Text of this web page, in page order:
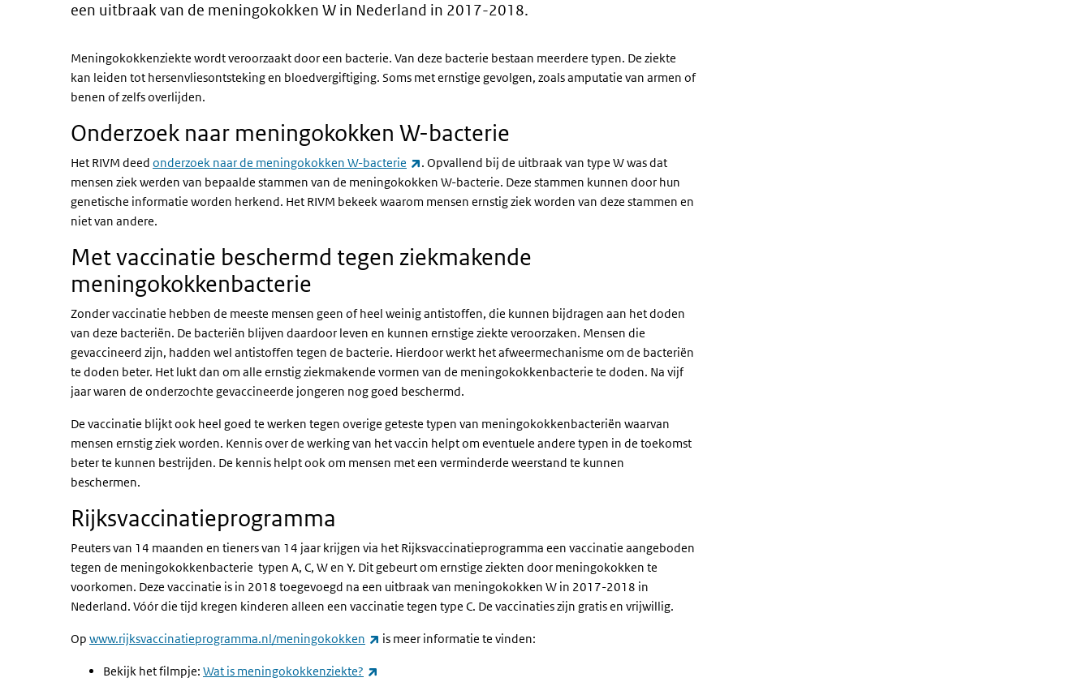
een uitbraak van de meningokokken W in Nederland in 2017-2018.
Meningokokkenziekte wordt veroorzaakt door een bacterie. Van deze bacterie bestaan meerdere typen. De ziekte
kan leiden tot hersenvliesontsteking en bloedvergiftiging. Soms met ernstige gevolgen, zoals amputatie van armen of
benen of zelfs overlijden.
Onderzoek naar meningokokken W-bacterie
Het RIVM deed onderzoek naar de meningokokken W-bacterie (externe link)
. Opvallend bij de uitbraak van type W was dat
mensen ziek werden van bepaalde stammen van de meningokokken W-bacterie. Deze stammen kunnen door hun
genetische informatie worden herkend. Het RIVM bekeek waarom mensen ernstig ziek worden van deze stammen en
niet van andere.
Met vaccinatie beschermd tegen ziekmakende
meningokokkenbacterie
Zonder vaccinatie hebben de meeste mensen geen of heel weinig antistoffen, die kunnen bijdragen aan het doden
van deze bacteriën. De bacteriën blijven daardoor leven en kunnen ernstige ziekte veroorzaken. Mensen die
gevaccineerd zijn, hadden wel antistoffen tegen de bacterie. Hierdoor werkt het afweermechanisme om de bacteriën
te doden beter. Het lukt dan om alle ernstig ziekmakende vormen van de meningokokkenbacterie te doden. Na vijf
jaar waren de onderzochte gevaccineerde jongeren nog goed beschermd.
De vaccinatie blijkt ook heel goed te werken tegen overige geteste typen van meningokokkenbacteriën waarvan
mensen ernstig ziek worden. Kennis over de werking van het vaccin helpt om eventuele andere typen in de toekomst
beter te kunnen bestrijden. De kennis helpt ook om mensen met een verminderde weerstand te kunnen
beschermen.
Rijksvaccinatieprogramma
Peuters van 14 maanden en tieners van 14 jaar krijgen via het Rijksvaccinatieprogramma een vaccinatie aangeboden
tegen de meningokokkenbacterie typen A, C, W en Y. Dit gebeurt om ernstige ziekten door meningokokken te
voorkomen. Deze vaccinatie is in 2018 toegevoegd na een uitbraak van meningokokken W in 2017-2018 in
Nederland. Vóór die tijd kregen kinderen alleen een vaccinatie tegen type C. De vaccinaties zijn gratis en vrijwillig.
Op www.rijksvaccinatieprogramma.nl/meningokokken (externe link)
is meer informatie te vinden:
Bekijk het filmpje: Wat is meningokokkenziekte?